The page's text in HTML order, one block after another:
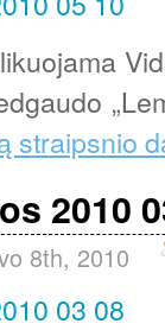
straipsnio
2010
8th, 2010
03 08